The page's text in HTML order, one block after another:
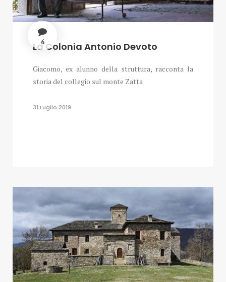
6
La Colonia Antonio Devoto
Giacomo, ex alunno della struttura, racconta la
storia del collegio sul monte Zatta
31 Luglio 2019